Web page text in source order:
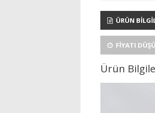
ÜRÜN
FIYATI
Ürün